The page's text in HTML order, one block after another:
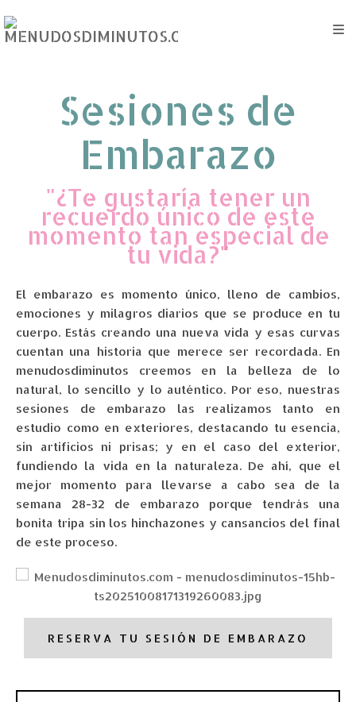
Sesiones de
Embarazo
"¿Te gustaría tener un
recuerdo único de este
momento tan especialde
tu vida?"
El embarazo es momento único, lleno de cambios,
emociones y milagros diarios que se produce en tu
cuerpo. Estás creando una nueva vida y esas curvas
cuentan una historia que merece ser recordada. En
menudosdiminutos
creemos en la belleza de lo
natural, lo sencillo y lo auténtico. Por eso, nuestras
sesiones de embarazo las realizamos tanto en
estudio como en exteriores, destacando tu esencia,
sin artificios ni prisas; y en el caso del exterior,
fundiendo la vida en la naturaleza. De ahí, que el
mejor momento para llevarse a cabo sea de la
semana 28-32 de embarazo porque tendrás una
bonita tripa sin los hinchazones y cansancios del final
de este proceso.
RESERVA TU SESIÓN DE EMBARAZO